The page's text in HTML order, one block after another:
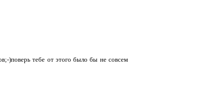
)поверь тебе от этого было бы не совсем